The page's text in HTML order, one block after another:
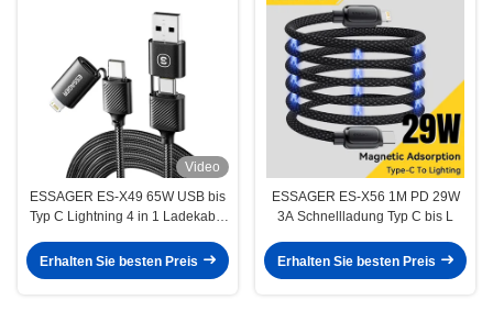
Video
ESSAGER ES-X49 65W USB bis
Typ C Lightning 4 in 1 Ladekabel
Erhalten Sie besten Preis
ESSAGER ES-X56 1M PD 29W
3A Schnellladung Typ C bis L
Erhalten Sie besten Preis